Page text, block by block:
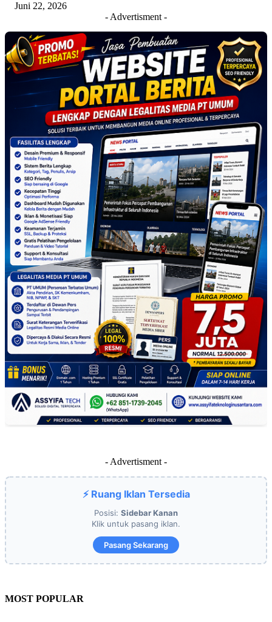
Juni 22, 2026
- Advertisment -
- Advertisment -
⚡ Ruang Iklan Tersedia
Posisi: Sidebar Kanan
Klik untuk pasang iklan.
Pasang Sekarang
MOST POPULAR